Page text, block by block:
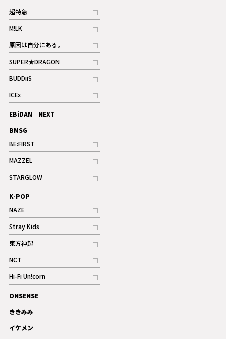
記事
超特急
記事
M!LK
記事
原因は自分にある。
記事
SUPER★DRAGON
記事
BUDDiiS
記事
ICEx
記事
EBiDAN NEXT
BMSG
BE:FIRST
記事
ギャラリー
MAZZEL
記事
ギャラリー
STARGLOW
記事
記事
K-POP
NAZE
記事
Stray Kids
記事
東方神起
記事
NCT
記事
Hi-Fi Un!corn
記事
ギャラリー
ONSENSE
ききみみ
イケメン